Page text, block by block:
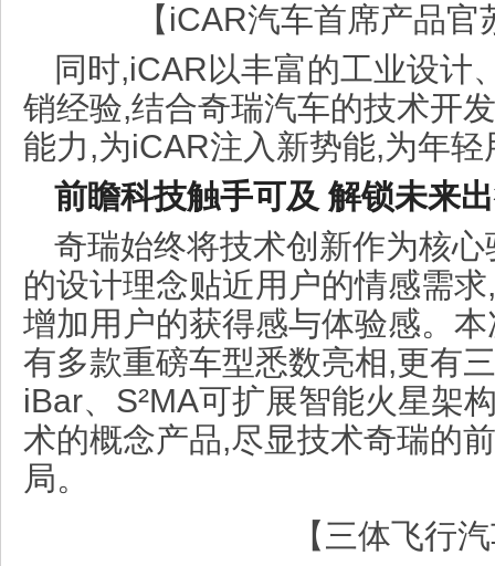
【iCAR汽车首席产品
同时,iCAR以丰富的工业设计
销经验,结合奇瑞汽车的技术开
能力,为iCAR注入新势能,为年
前瞻科技触手可及 解锁未来
奇瑞始终将技术创新作为核
的设计理念贴近用户的情感需
增加用户的获得感与体验感。
有多款重磅车型悉数亮相,更有
iBar、S²MA可扩展智能火星架
术的概念产品,尽显技术奇瑞的
局。
【三体飞行